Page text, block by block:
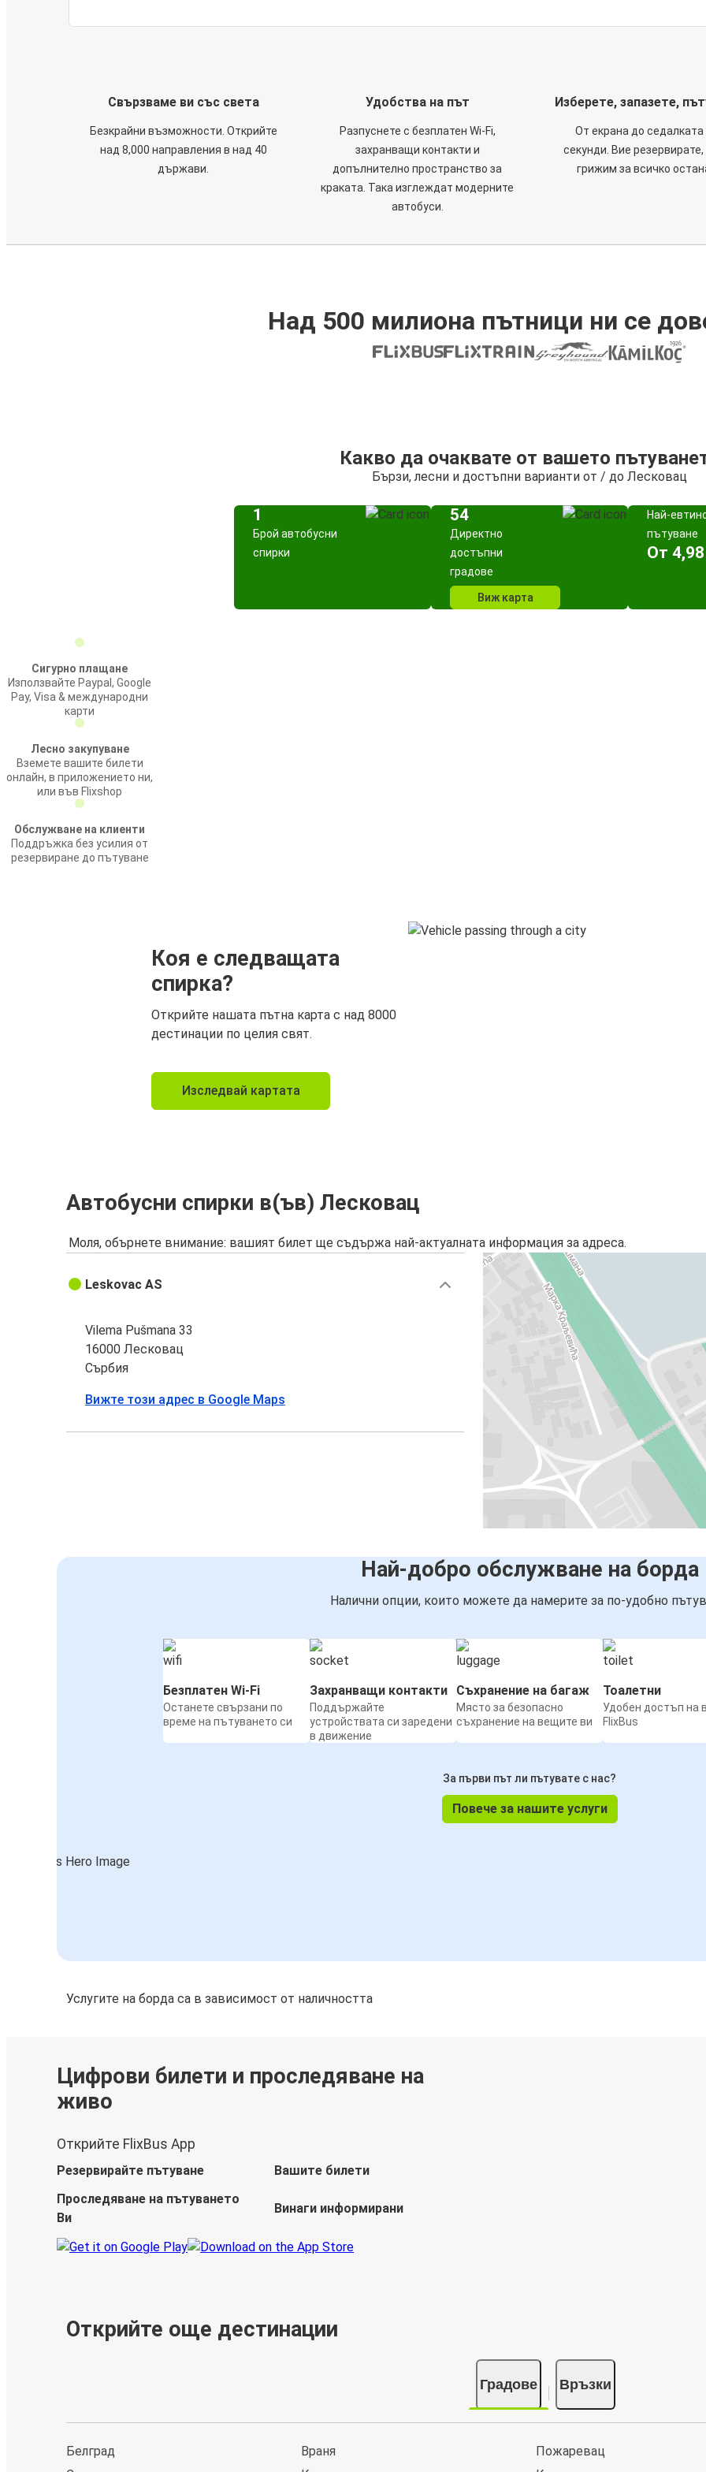
Свързваме ви със света
Безкрайни възможности. Открийте
над 8,000 направления в над 40
държави.
Удобства на път
Разпуснете с безплатен Wi-Fi,
захранващи контакти и
допълнително пространство за
краката. Така изглеждат модерните
автобуси.
Изберете, запазете,
От екрана до седалката
секунди. Вие резервирате,
грижим за всичко
Над 500 милиона пътници ни се
Какво да очаквате от вашето
Бързи, лесни и достъпни варианти от / до Лесковац
1
Брой автобусни
спирки
54
Директно
достъпни
градове
Виж карта
Най-
пътуване
Oт
Сигурно плащане
Използвайте Paypal, Google
Pay, Visa & международни
карти
Лесно закупуване
Вземете вашите билети
онлайн, в приложението ни,
или във Flixshop
Обслужване на клиенти
Поддръжка без усилия от
резервиране до пътуване
Коя е следващата
спирка?
Открийте нашата пътна карта с над 8000
дестинации по целия свят.
Изследвай картата
Автобусни спирки в(ъв) Лесковац
Моля, обърнете внимание: вашият билет ще съдържа най-актуалната информация за адреса.
Leskovac AS
Vilema Pušmana 33
16000 Лесковац
Сърбия
Вижте този адрес в Google Maps
Най-добро обслужване на борда
Налични опции, които можете да намерите за по-удобно
Безплатен Wi-Fi
Останете свързани по
време на пътуването си
Захранващи контакти
Поддържайте
устройствата си заредени
в движение
Съхранение на багаж
Място за безопасно
съхранение на вещите ви
Тоалетни
Удобен достъп на
FlixBus
За първи път ли пътувате с нас?
Повече за нашите услуги
Услугите на борда са в зависимост от наличността
Цифрови билети и проследяване на
живо
Открийте FlixBus App
Резервирайте пътуване
Вашите билети
Проследяване на пътуването
Ви
Винаги информирани
Открийте още дестинации
Градове Връзки
Белград
Враня
Пожаревац